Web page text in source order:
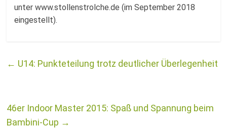
unter www.stollenstrolche.de (im September 2018
eingestellt).
← U14: Punkteteilung trotz deutlicher Überlegenheit
46er Indoor Master 2015: Spaß und Spannung beim
Bambini-Cup →